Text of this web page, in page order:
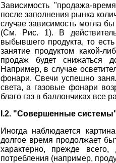
Зависимость "продажа-
после заполнения рынка
случае зависимость могла
(См. Рис. 1). В
выбывшего продукта, то есть
занятие продуктом какой-
продаж будет снижаться
Например, в случае
фонари. Свечи успешно
света, а газовые фонари
благо газ в баллончиках все
I.2. "Совершенные
Иногда наблюдается
долгое время продолжает
характерно, прежде
потребления (например,